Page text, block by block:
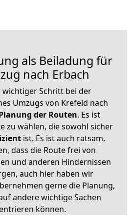
als Beiladung für
nach Erbach
wichtiger Schritt bei der
Umzugs von Krefeld nach
der Routen. Es ist
zu wählen, die sowohl sicher
ist. Es ist auch ratsam,
dass die Route frei von
und anderen Hindernissen
auch hier haben wir
gerne die Planung,
andere wichtige Sachen
können.